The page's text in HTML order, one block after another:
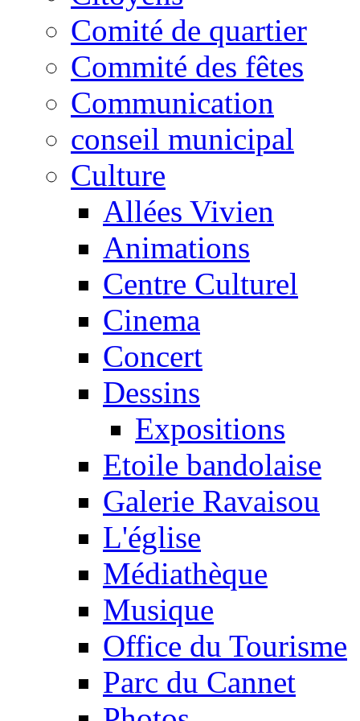
Comité de quartier
Commité des fêtes
Communication
conseil municipal
Culture
Allées Vivien
Animations
Centre Culturel
Cinema
Concert
Dessins
Expositions
Etoile bandolaise
Galerie Ravaisou
L'église
Médiathèque
Musique
Office du Tourisme
Parc du Cannet